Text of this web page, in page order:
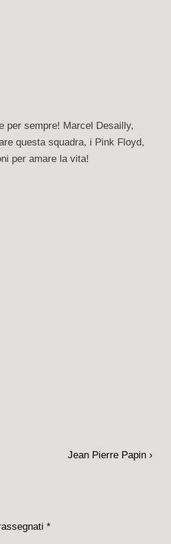
per sempre! Marcel Desailly,
questa squadra, i Pink Floyd,
per amare la vita!
Il
Jean Pierre Papin ›
*